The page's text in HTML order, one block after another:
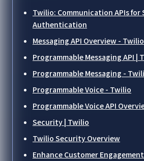
Twilio: Communication APIs for
Authentication
Messaging API Overview - Twilio
Programmable Messaging API |
Programmable Messaging -
Programmable Voice - Twilio
Programmable Voice API
Security | Twilio
Twilio Security Overview
Enhance Customer